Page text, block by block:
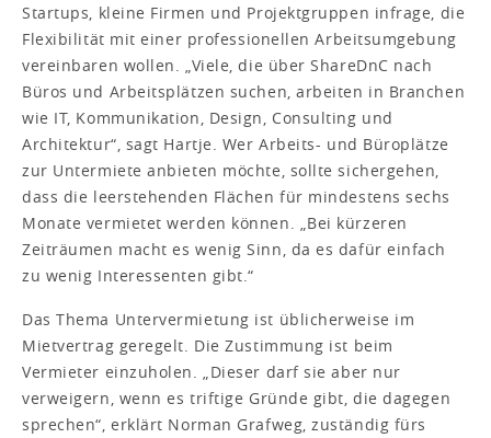
Startups, kleine Firmen und Projektgruppen infrage, die
Flexibilität mit einer professionellen Arbeitsumgebung
vereinbaren wollen. „Viele, die über ShareDnC nach
Büros und Arbeitsplätzen suchen, arbeiten in Branchen
wie IT, Kommunikation, Design, Consulting und
Architektur“, sagt Hartje. Wer Arbeits- und Büroplätze
zur Untermiete anbieten möchte, sollte sichergehen,
dass die leerstehenden Flächen für mindestens sechs
Monate vermietet werden können. „Bei kürzeren
Zeiträumen macht es wenig Sinn, da es dafür einfach
zu wenig Interessenten gibt.“
Das Thema Untervermietung ist üblicherweise im
Mietvertrag geregelt. Die Zustimmung ist beim
Vermieter einzuholen. „Dieser darf sie aber nur
verweigern, wenn es triftige Gründe gibt, die dagegen
sprechen“, erklärt Norman Grafweg, zuständig fürs